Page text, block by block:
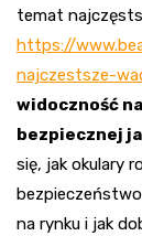
temat
https://
najczestsze-
widoczność
bezpiecznej
się, jak okulary
na rynku i jak